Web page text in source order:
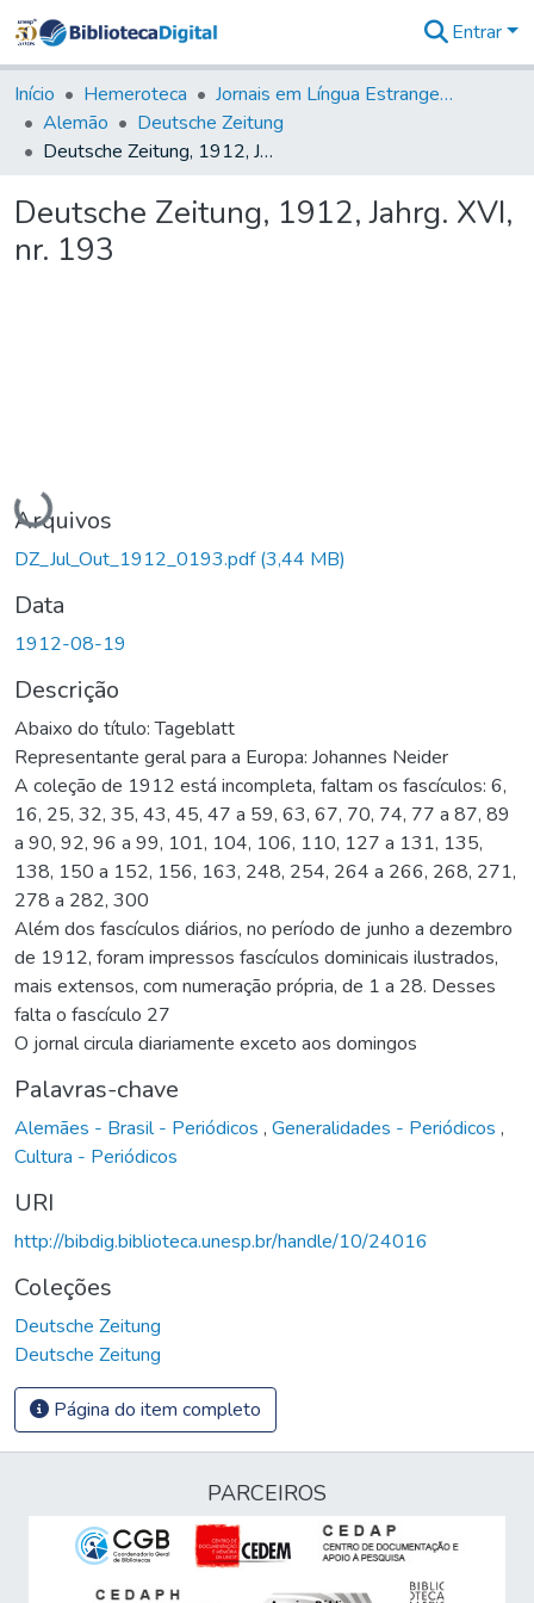
&
Coleções
Tudo na
Biblioteca
Estatísticas
Entrar
Início Hemeroteca
Jornais em Língua Estrangeira
Alemão
Deutsche Zeitung
Deutsche Zeitung, 1912, Jahrg. XVI, nr. 193
Deutsche Zeitung, 1912, Jahrg. XVI,
nr. 193
Carregando...
Arquivos
DZ_Jul_Out_1912_0193.pdf(3,44 MB)
Data
1912-08-19
Descrição
Abaixo do título: Tageblatt
Representante geral para a Europa: Johannes Neider
A coleção de 1912 está incompleta, faltam os fascículos: 6,
16, 25, 32, 35, 43, 45, 47 a 59, 63, 67, 70, 74, 77 a 87, 89
a 90, 92, 96 a 99, 101, 104, 106, 110, 127 a 131, 135,
138, 150 a 152, 156, 163, 248, 254, 264 a 266, 268, 271,
278 a 282, 300
Além dos fascículos diários, no período de junho a dezembro
de 1912, foram impressos fascículos dominicais ilustrados,
mais extensos, com numeração própria, de 1 a 28. Desses
falta o fascículo 27
O jornal circula diariamente exceto aos domingos
Palavras-chave
Alemães - Brasil - Periódicos , Generalidades - Periódicos ,
Cultura - Periódicos
URI
http://bibdig.biblioteca.unesp.br/handle/10/24016
Coleções
Deutsche Zeitung
Deutsche Zeitung
Página do item completo
PARCEIROS